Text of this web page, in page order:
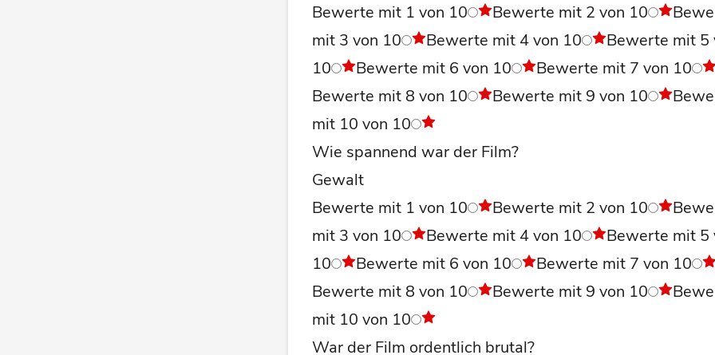
Bewerte mit 1 von 10
Bewerte mit 2 von 10
mit 3 von 10
Bewerte mit 4 von 10
Bewerte mit 5
10
Bewerte mit 6 von 10
Bewerte mit 7 von 10
Bewerte mit 8 von 10
Bewerte mit 9 von 10
mit 10 von 10
Wie spannend war der Film?
Gewalt
Bewerte mit 1 von 10
Bewerte mit 2 von 10
mit 3 von 10
Bewerte mit 4 von 10
Bewerte mit 5
10
Bewerte mit 6 von 10
Bewerte mit 7 von 10
Bewerte mit 8 von 10
Bewerte mit 9 von 10
mit 10 von 10
War der Film ordentlich brutal?